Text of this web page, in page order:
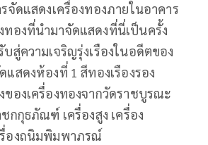
จัดแสดงเครื่องทองภายในอาคาร
ทองที่นำมาจัดแสดงที่นี่เป็นครั้ง
สู่ความเจริญรุ่งเรืองในอดีตของ
แสดงห้องที่ 1 สีทองเรืองรอง
ของเครื่องทองจากวัดราชบูรณะ
กกุธภัณฑ์ เครื่องสูง เครื่อง
องถนิมพิมพาภรณ์